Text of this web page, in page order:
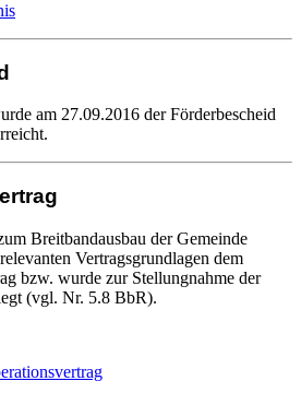
am 27.09.2016 der Förderbescheid
Breitbandausbau der Gemeinde
Vertragsgrundlagen dem
bzw. wurde zur Stellungnahme der
(vgl. Nr. 5.8 BbR).